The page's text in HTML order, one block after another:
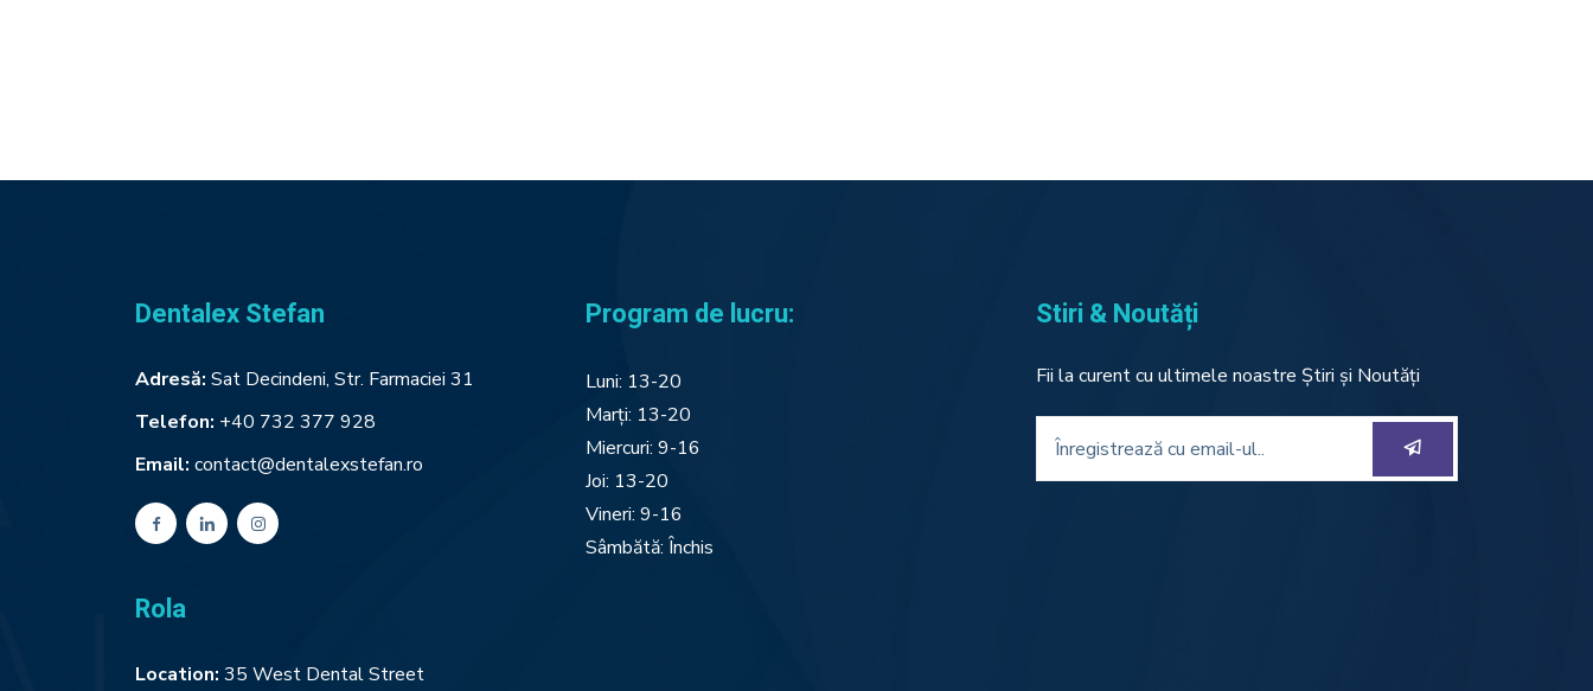
Dentalex Stefan
Adresă: Sat Decindeni, Str. Farmaciei 31
Telefon: +40 732 377 928
Email: contact@dentalexstefan.ro
Program de lucru:
Luni: 13-20
Marți: 13-20
Miercuri: 9-16
Joi: 13-20
Vineri: 9-16
Sâmbătă: Închis
Stiri & Noutăți
Fii la curent cu ultimele noastre Știri și Noutăți
Rola
Location: 35 West Dental Street